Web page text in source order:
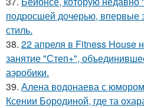
подросшей дочерью, впервые
стиль.
38. 22 апреля в Fitness House
занятие "Степ+",
аэробики.
39. Алена водонаева с юмором
Ксении Бородиной, где та